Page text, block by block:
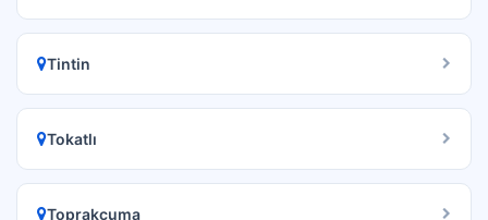
Tintin
Tokatlı
Toprakcuma